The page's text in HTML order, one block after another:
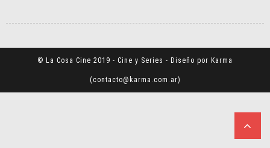
© La Cosa Cine 2019 - Cine y Series - Diseño por Karma
(contacto@karma.com.ar)